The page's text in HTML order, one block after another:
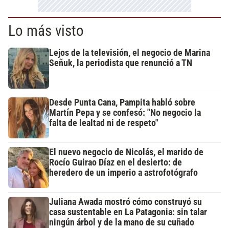
Lo más visto
Lejos de la televisión, el negocio de Marina
Señuk, la periodista que renunció a TN
Desde Punta Cana, Pampita habló sobre
Martín Pepa y se confesó: "No negocio la
falta de lealtad ni de respeto"
El nuevo negocio de Nicolás, el marido de
Rocío Guirao Díaz en el desierto: de
heredero de un imperio a astrofotógrafo
Juliana Awada mostró cómo construyó su
casa sustentable en La Patagonia: sin talar
ningún árbol y de la mano de su cuñado